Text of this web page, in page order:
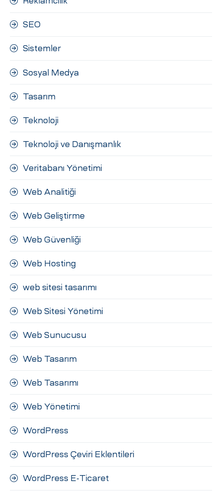
SEO
Sistemler
Sosyal Medya
Tasarım
Teknoloji
Teknoloji ve Danışmanlık
Veritabanı Yönetimi
Web Analitiği
Web Geliştirme
Web Güvenliği
Web Hosting
web sitesi tasarımı
Web Sitesi Yönetimi
Web Sunucusu
Web Tasarım
Web Tasarımı
Web Yönetimi
WordPress
WordPress Çeviri Eklentileri
WordPress E-Ticaret